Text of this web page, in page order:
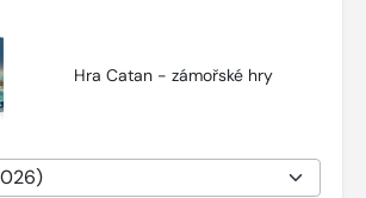
Hra Catan - zámořské hry